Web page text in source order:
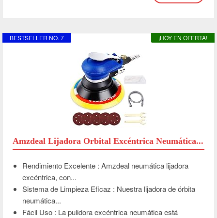
¡HOY EN OFERTA!
BESTSELLER NO. 7
Amzdeal Lijadora Orbital Excéntrica Neumática...
Rendimiento Excelente : Amzdeal neumática lijadora
excéntrica, con...
Sistema de Limpieza Eficaz : Nuestra lijadora de órbita
neumática...
Fácil Uso : La pulidora excéntrica neumática está